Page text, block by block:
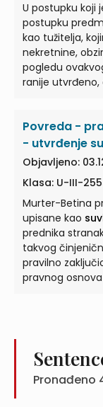
U postupku koji
postupku predmet spora
kao tužitelja,
nekretnine, obzirom da se donošenjem odluke u
pogledu ovakvog
ranije
radi utvrđenja
4. ...jesu li suvlasnici nekretnine jedinstveni
suvlasništva
Povreda -
- utvrđenje
Objavljeno:
Klasa: U-III-
Murter-Betina
upisane kao
prednika stranaka, s
takvog
pravilno zaključio da su tužitelji temeljem valjanog
pravnog
Pronađeno